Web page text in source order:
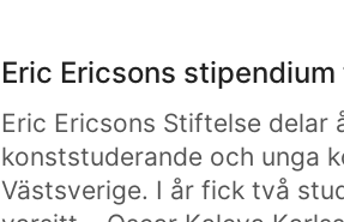
Eric Ericsons
Eric Ericsons Stiftelse delar
konststuderande och unga
Västsverige. I år fick två